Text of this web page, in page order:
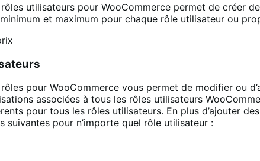
utilisateurs pour WooCommerce permet de créer
et maximum pour chaque rôle utilisateur ou
pour WooCommerce vous permet de modifier ou
associées à tous les rôles utilisateurs
pour tous les rôles utilisateurs. En plus d’ajouter
pour n’importe quel rôle utilisateur :